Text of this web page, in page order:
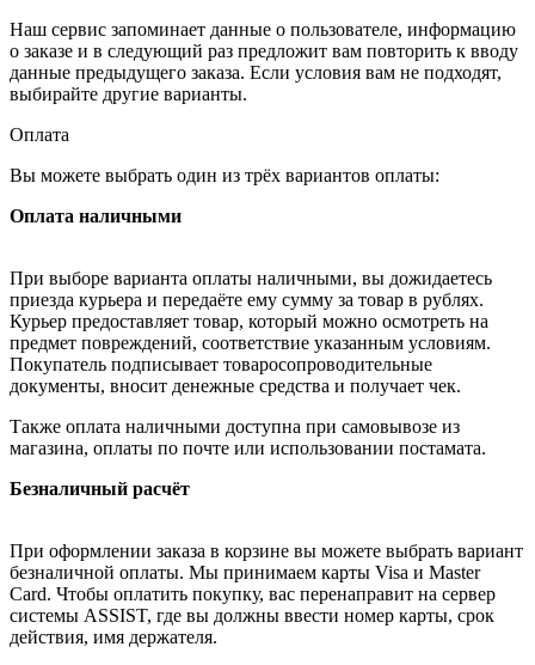
Наш сервис запоминает данные о пользователе, информацию
о заказе и в следующий раз предложит вам повторить к вводу
данные предыдущего заказа. Если условия вам не подходят,
выбирайте другие варианты.
Оплата
Вы можете выбрать один из трёх вариантов оплаты:
Оплата наличными
При выборе варианта оплаты наличными, вы дожидаетесь
приезда курьера и передаёте ему сумму за товар в рублях.
Курьер предоставляет товар, который можно осмотреть на
предмет повреждений, соответствие указанным условиям.
Покупатель подписывает товаросопроводительные
документы, вносит денежные средства и получает чек.
Также оплата наличными доступна при самовывозе из
магазина, оплаты по почте или использовании постамата.
Безналичный расчёт
При оформлении заказа в корзине вы можете выбрать вариант
безналичной оплаты. Мы принимаем карты Visa и Master
Card. Чтобы оплатить покупку, вас перенаправит на сервер
системы ASSIST, где вы должны ввести номер карты, срок
действия, имя держателя.